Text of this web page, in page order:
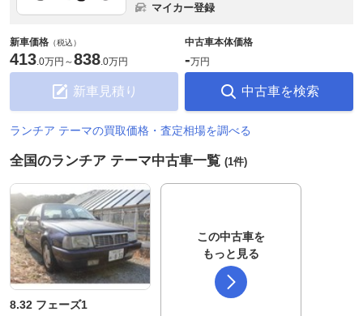
マイカー登録
新車価格 （税込）
413.0万円 ～838.0万円
新車見積り
中古車本体価格
-万円
中古車を検索
ランチア テーマの買取価格・査定相場を調べる
全国のランチア テーマ中古車一覧 (1件)
8.32 フェーズ1
この中古車を
もっと見る